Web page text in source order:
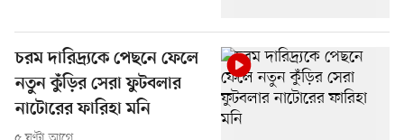
চরম দারিদ্র্যকে পেছনে ফেলে
নতুন কুঁড়ির সেরা ফুটবলার
নাটোরের ফারিহা মনি